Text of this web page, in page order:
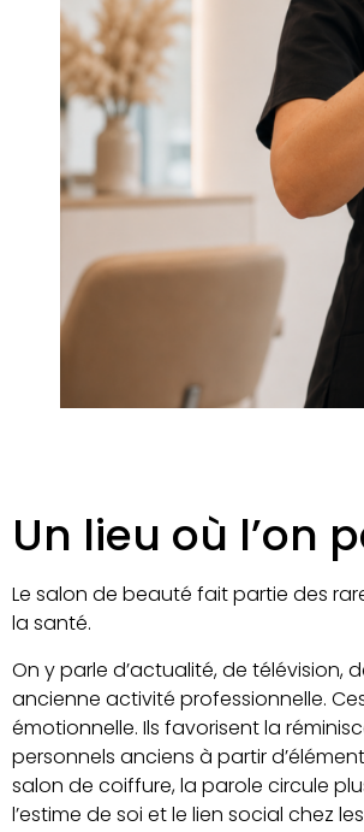
Un lieu où l’on
Le salon de beauté fait partie des
la santé.
On y parle d’actualité, de télévision,
ancienne activité professionnelle.
émotionnelle. Ils favorisent la
personnels anciens à partir
salon de coiffure, la parole circule
l’estime de soi et le lien social chez